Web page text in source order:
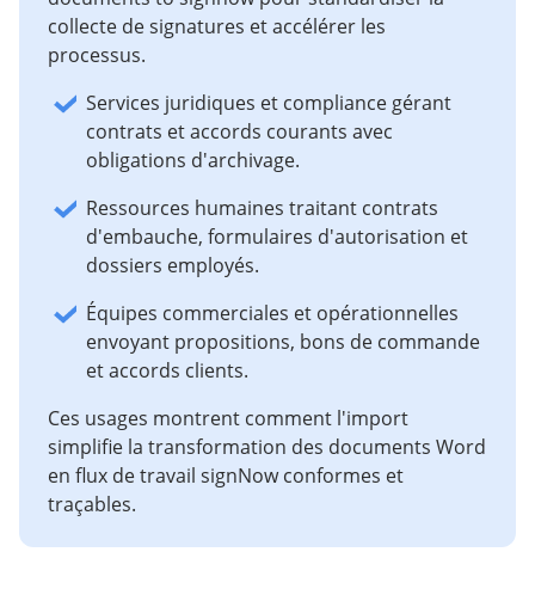
collecte de signatures et accélérer les
processus.
Services juridiques et compliance gérant
contrats et accords courants avec
obligations d'archivage.
Ressources humaines traitant contrats
d'embauche, formulaires d'autorisation et
dossiers employés.
Équipes commerciales et opérationnelles
envoyant propositions, bons de commande
et accords clients.
Ces usages montrent comment l'import
simplifie la transformation des documents Word
en flux de travail signNow conformes et
traçables.